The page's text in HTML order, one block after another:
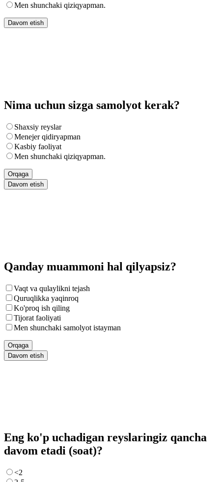
Men shunchaki qiziqyapman.
Davom etish
Nima uchun sizga samolyot kerak?
Shaxsiy reyslar
Menejer qidiryapman
Kasbiy faoliyat
Men shunchaki qiziqyapman.
Orqaga
Davom etish
Qanday muammoni hal qilyapsiz?
Vaqt va qulaylikni tejash
Quruqlikka yaqinroq
Ko'proq ish qiling
Tijorat faoliyati
Men shunchaki samolyot istayman
Orqaga
Davom etish
Eng ko'p uchadigan reyslaringiz qancha
davom etadi (soat)?
<2